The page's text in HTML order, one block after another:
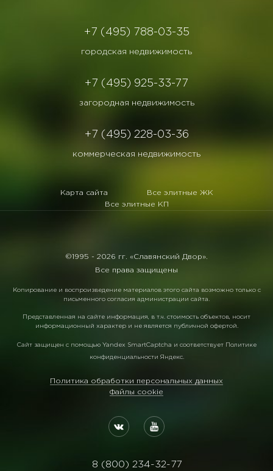
+7 (495) 788-03-35
городская недвижимость
+7 (495) 925-33-77
загородная недвижимость
+7 (495) 228-03-36
коммерческая недвижимость
Карта сайта
Все элитные ЖК
Все элитные КП
©1995 - 2026 гг. «Славянский Двор».
Все права защищены
Копирование и воспроизведение материалов этого сайта возможно только с
письменного согласия администрации сайта.
Представленная на сайте информация, в т.ч. стоимость объектов, носит
информационный характер и не является публичной офертой.
Сайт защищен с помощью Yandex SmartCaptcha и соответствует Политике
конфиденциальности Яндекс.
Политика обработки персональных данных
Файлы cookie
8 (800) 234-32-77